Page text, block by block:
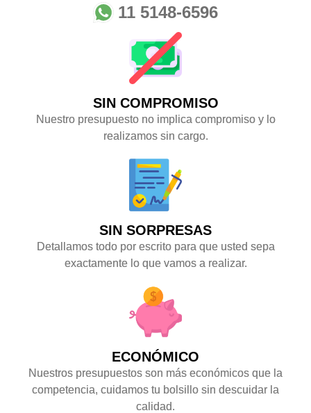
11 5148-6596
SIN COMPROMISO
Nuestro presupuesto no implica compromiso y lo
realizamos sin cargo.
SIN SORPRESAS
Detallamos todo por escrito para que usted sepa
exactamente lo que vamos a realizar.
ECONÓMICO
Nuestros presupuestos son más económicos que la
competencia, cuidamos tu bolsillo sin descuidar la
calidad.